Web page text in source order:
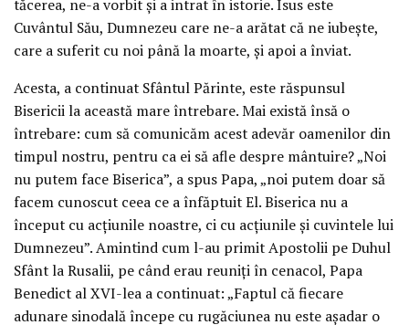
tăcerea, ne-a vorbit şi a intrat în istorie. Isus este
Cuvântul Său, Dumnezeu care ne-a arătat că ne iubeşte,
care a suferit cu noi până la moarte, şi apoi a înviat.
Acesta, a continuat Sfântul Părinte, este răspunsul
Bisericii la această mare întrebare. Mai există însă o
întrebare: cum să comunicăm acest adevăr oamenilor din
timpul nostru, pentru ca ei să afle despre mântuire? „Noi
nu putem face Biserica”, a spus Papa, „noi putem doar să
facem cunoscut ceea ce a înfăptuit El. Biserica nu a
început cu acţiunile noastre, ci cu acţiunile şi cuvintele lui
Dumnezeu”. Amintind cum l-au primit Apostolii pe Duhul
Sfânt la Rusalii, pe când erau reuniţi în cenacol, Papa
Benedict al XVI-lea a continuat: „Faptul că fiecare
adunare sinodală începe cu rugăciunea nu este aşadar o